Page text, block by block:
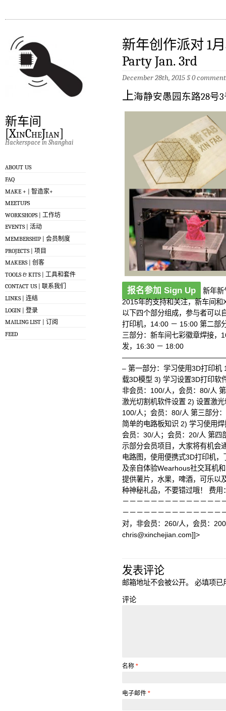
新车间
[XinCheJian]
Hackerspace in Shanghai
ABOUT US
FAQ
MAKE + | 智造家+
MEETUPS
WORKSHOPS | 工作坊
EVENTS | 活动
MEMBERSHIP | 会员制度
PROJECTS | 项目
MAKERS | 创客
TOOLS & KITS | 工具和套件
CONTACT US | 联系我们
LINKS | 连结
LOGIN | 登录
MAILING LIST | 订阅
FEED
新年创作派对 1
Party Jan. 3rd
December 28th, 2015§0
上海静安愚园东路28号
报名参加 Sign Up
新年新
2015年的支持和关注，新车间
以下四个部分组成，参与者可以
打印机，14:00 － 15:00 第二部
三部分：新车间七彩徽章焊接，
发，16:30 － 18:00
– 第一部分：学习使用3D打印
载3D模型 3) 学习设置3D打印软
非会员：100/人，会员：80/人
激光切割机软件设置 2) 设置激
100/人；会员：80/人 第三部分
简单的电路板知识 2) 学习使用
会员：30/人；会员：20/人 第四
示部分会员项目，大家将有机会
电路图，使用便携式3D打印机
及亲自体验Wearhous社交耳机
提供薯片，水果，啤酒，可乐以
种神秘礼品，不要错过哦！ 费
－－－－－－－－－－－－－－
－－－－－－－－－－－－－－
对，非会员：260/人，会员：
chris@xinchejian.com]]>
发表评论
邮箱地址不会被公开。 必填项已
评论
名称 *
电子邮件 *